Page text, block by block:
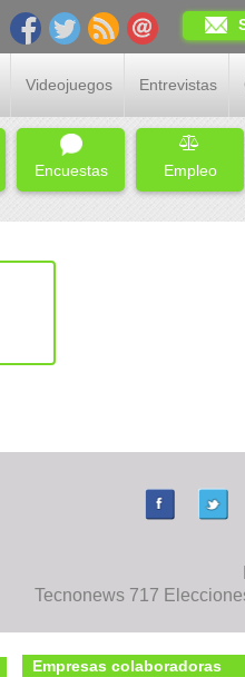
Videojuegos Entrevistas
Encuestas Empleo
Tecnonews 717
Empresas colaboradoras